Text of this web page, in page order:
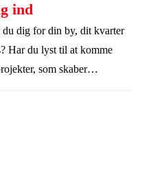
ind
du dig for din by, dit kvarter
Har du lyst til at komme
som skaber